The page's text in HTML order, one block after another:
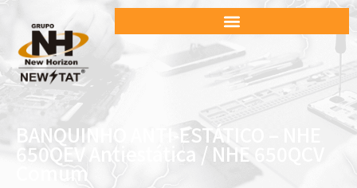
BANQUINHO ANTI-ESTÁTICO – NHE
650QEV Antiestática / NHE 650QCV
Comum